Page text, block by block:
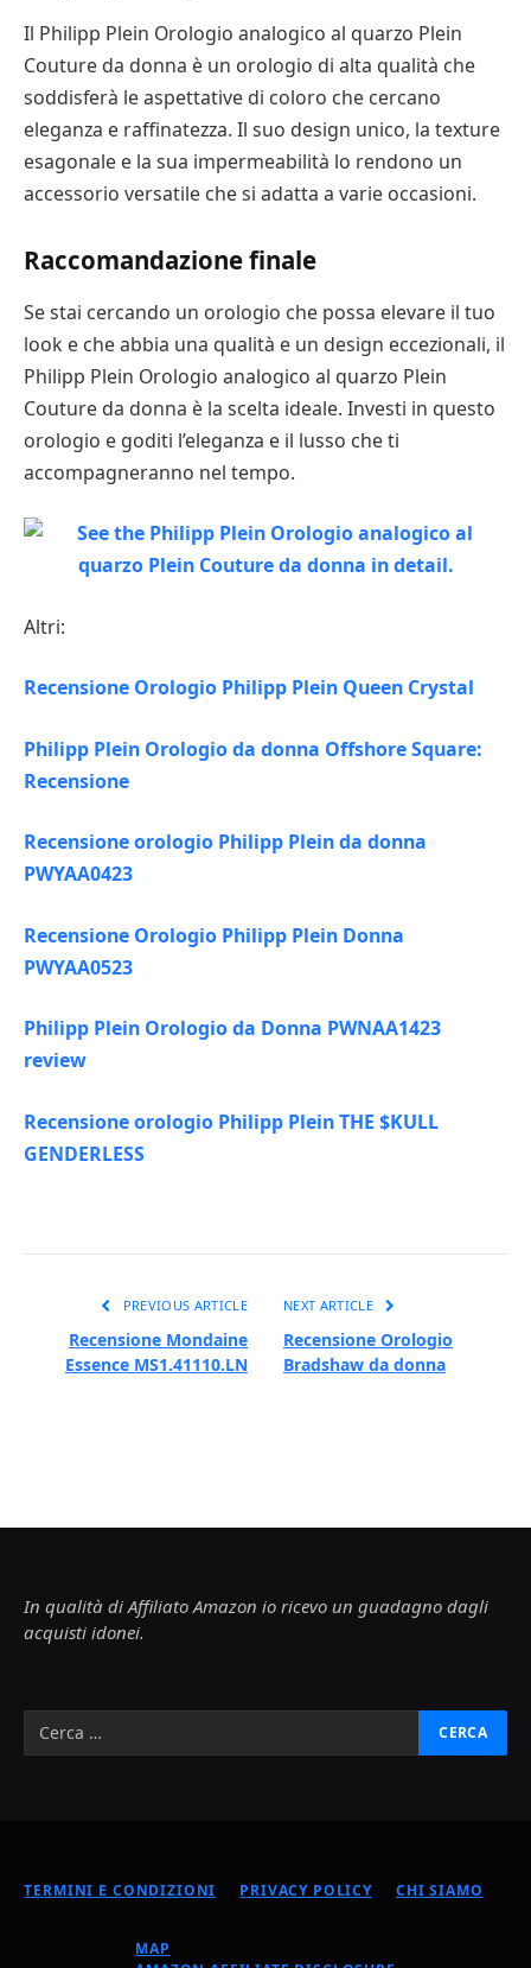
Il Philipp Plein Orologio analogico al quarzo Plein
Couture da donna è un orologio di alta qualità che
soddisferà le aspettative di coloro che cercano
eleganza e raffinatezza. Il suo design unico, la texture
esagonale e la sua impermeabilità lo rendono un
accessorio versatile che si adatta a varie occasioni.
Raccomandazione finale
Se stai cercando un orologio che possa elevare il tuo
look e che abbia una qualità e un design eccezionali, il
Philipp Plein Orologio analogico al quarzo Plein
Couture da donna è la scelta ideale. Investi in questo
orologio e goditi l’eleganza e il lusso che ti
accompagneranno nel tempo.
Altri:
Recensione Orologio Philipp Plein Queen Crystal
Philipp Plein Orologio da donna Offshore Square:
Recensione
Recensione orologio Philipp Plein da donna
PWYAA0423
Recensione Orologio Philipp Plein Donna
PWYAA0523
Philipp Plein Orologio da Donna PWNAA1423
review
Recensione orologio Philipp Plein THE $KULL
GENDERLESS
PREVIOUS ARTICLE
Recensione Mondaine
Essence MS1.41110.LN
NEXT ARTICLE
Recensione Orologio
Bradshaw da donna
In qualità di Affiliato Amazon io ricevo un guadagno dagli
acquisti idonei.
TERMINI E CONDIZIONI PRIVACY POLICY CHI SIAMO
MAP